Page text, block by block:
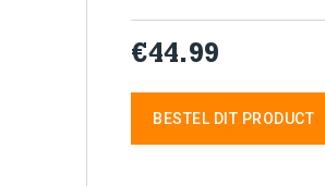
€44.99
BESTEL DIT PRODUCT